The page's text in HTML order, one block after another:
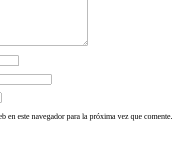
en este navegador para la próxima vez que comente.